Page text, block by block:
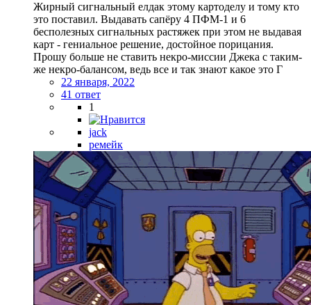
Жирный сигнальный елдак этому картоделу и тому кто
это поставил. Выдавать сапёру 4 ПФМ-1 и 6
бесполезных сигнальных растяжек при этом не выдавая
карт - гениальное решение, достойное порицания.
Прошу больше не ставить некро-миссии Джека с таким-
же некро-балансом, ведь все и так знают какое это Г
22 января, 2022
41 ответ
1
jack
ремейк